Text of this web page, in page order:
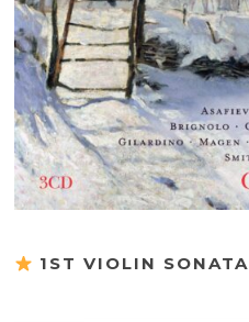
1ST VIOLIN SONATA